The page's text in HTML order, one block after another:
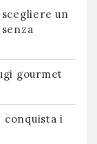
un
gourmet
conquista i